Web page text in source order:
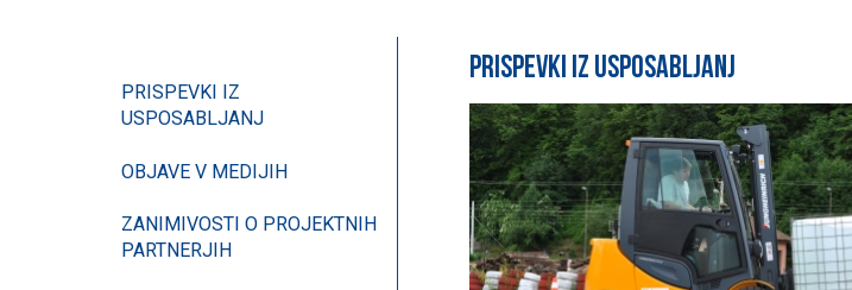
Prispevki iz usposabljanj
PRISPEVKI IZ
USPOSABLJANJ
OBJAVE V MEDIJIH
ZANIMIVOSTI O PROJEKTNIH
PARTNERJIH